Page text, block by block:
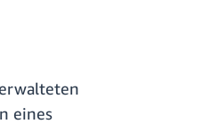
eines